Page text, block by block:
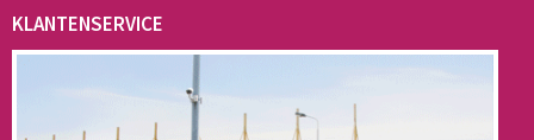
KLANTENSERVICE